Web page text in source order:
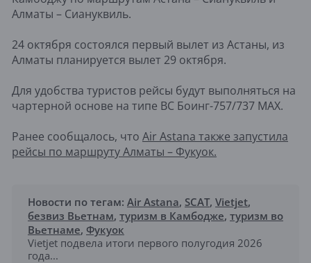
Алматы – Сиануквиль.
24 октября состоялся первый вылет из Астаны, из
Алматы планируется вылет 29 октября.
Для удобства туристов рейсы будут выполняться на
чартерной основе на типе ВС Боинг-757/737 MAX.
Ранее сообщалось, что Air Astana также запустила
рейсы по маршруту Алматы – Фукуок.
Новости по тегам: Air Astana, SCAT, Vietjet,
безвиз Вьетнам, туризм в Камбодже, туризм во
Вьетнаме, Фукуок
Vietjet подвела итоги первого полугодия 2026
года...